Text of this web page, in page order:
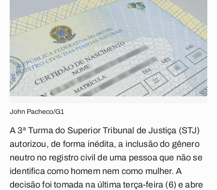
John Pacheco/G1
A 3ª Turma do Superior Tribunal de Justiça (STJ)
autorizou, de forma inédita, a inclusão do gênero
neutro no registro civil de uma pessoa que não se
identifica como homem nem como mulher. A
decisão foi tomada na última terça-feira (6) e abre